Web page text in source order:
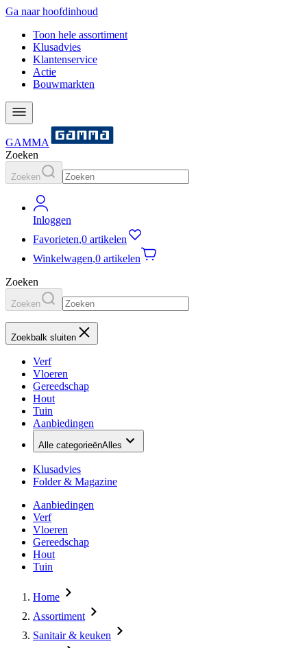
Ga naar hoofdinhoud
Toon hele assortiment
Klusadvies
Klantenservice
Actie
Bouwmarkten
GAMMA
Zoeken
Zoeken
Inloggen
Favorieten,0 artikelen
Winkelwagen,0 artikelen
Zoeken
Zoeken
Zoekbalk sluiten
Verf
Vloeren
Gereedschap
Hout
Tuin
Aanbiedingen
Alle categorieënAlles
Klusadvies
Folder & Magazine
Aanbiedingen
Verf
Vloeren
Gereedschap
Hout
Tuin
Home
Assortiment
Sanitair & keuken